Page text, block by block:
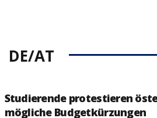
DE/AT
Studierende protestieren
mögliche Budgetkürzungen